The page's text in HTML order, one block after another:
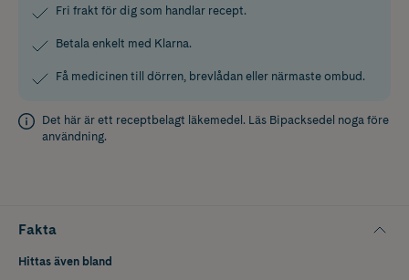
Fri frakt för dig som handlar recept.
Betala enkelt med Klarna.
Få medicinen till dörren, brevlådan eller närmaste ombud.
Det här är ett receptbelagt läkemedel. Läs Bipacksedel noga före
användning.
Fakta
Hittas även bland